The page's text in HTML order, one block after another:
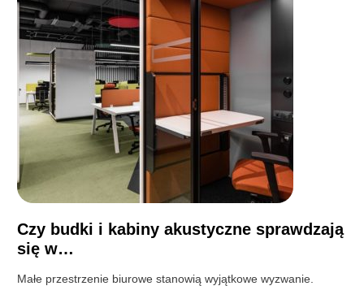
Czy budki i kabiny akustyczne sprawdzają
się w…
Małe przestrzenie biurowe stanowią wyjątkowe wyzwanie.